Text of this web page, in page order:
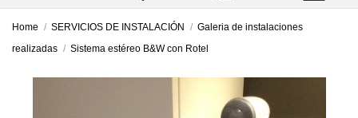
Home SERVICIOS DE INSTALACIÓN
Galeria de instalaciones
realizadas
Sistema estéreo B&W con Rotel